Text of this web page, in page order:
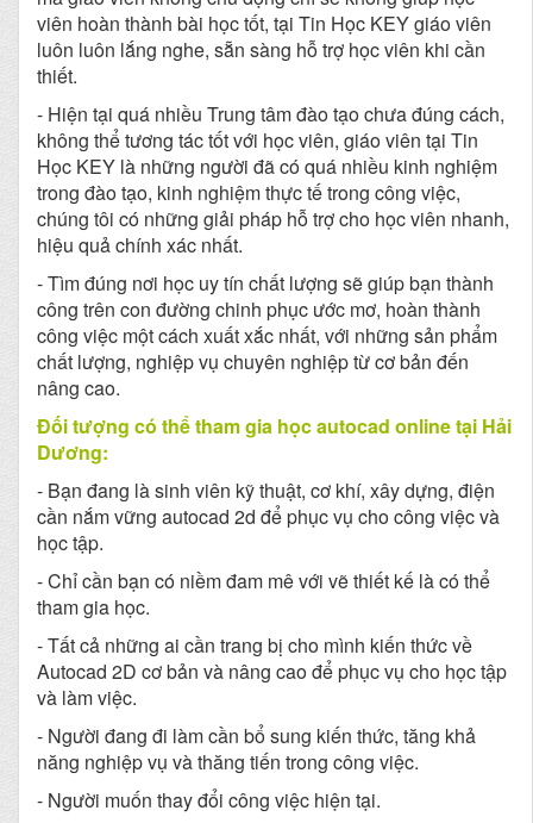
viên hoàn thành bài học tốt, tại Tin Học KEY giáo viên
luôn luôn lắng nghe, sẵn sàng hỗ trợ học viên khi cần
thiết.
- Hiện tại quá nhiều Trung tâm đào tạo chưa đúng cách,
không thể tương tác tốt với học viên, giáo viên tại Tin
Học KEY là những người đã có quá nhiều kinh nghiệm
trong đào tạo, kinh nghiệm thực tế trong công việc,
chúng tôi có những giải pháp hỗ trợ cho học viên nhanh,
hiệu quả chính xác nhất.
- Tìm đúng nơi học uy tín chất lượng sẽ giúp bạn thành
công trên con đường chinh phục ước mơ, hoàn thành
công việc một cách xuất xắc nhất, với những sản phẩm
chất lượng, nghiệp vụ chuyên nghiệp từ cơ bản đến
nâng cao.
Đối tượng có thể tham gia học autocad online tại Hải
Dương:
- Bạn đang là sinh viên kỹ thuật, cơ khí, xây dựng, điện
cần nắm vững autocad 2d để phục vụ cho công việc và
học tập.
- Chỉ cần bạn có niềm đam mê với vẽ thiết kế là có thể
tham gia học.
- Tất cả những ai cần trang bị cho mình kiến thức về
Autocad 2D cơ bản và nâng cao để phục vụ cho học tập
và làm việc.
- Người đang đi làm cần bổ sung kiến thức, tăng khả
năng nghiệp vụ và thăng tiến trong công việc.
- Người muốn thay đổi công việc hiện tại.